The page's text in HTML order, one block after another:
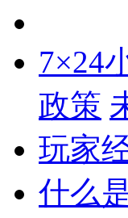
7×24
政策
玩家
什么